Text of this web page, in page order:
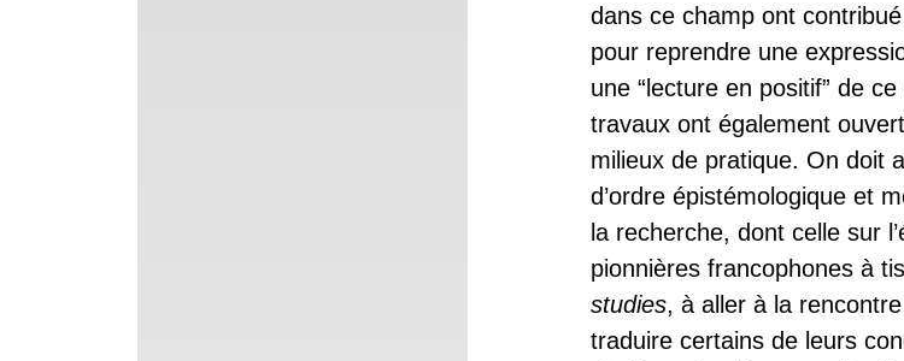
dans ce champ ont
pour reprendre une
une “lecture en positif” de
travaux ont également
milieux de pratique. On doit
d’ordre épistémologique et
la recherche, dont celle sur
pionnières francophones à
studies, à aller à la
traduire certains de leurs